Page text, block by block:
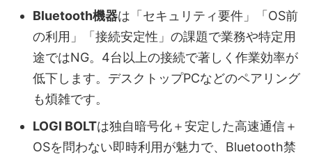
Bluetooth機器は「セキュリティ要件」「OS前
の利用」「接続安定性」の課題で業務や特定用
途ではNG。4台以上の接続で著しく作業効率が
低下します。デスクトップPCなどのペアリング
も煩雑です。
LOGI BOLTは独自暗号化＋安定した高速通信＋
OSを問わない即時利用が魅力で、Bluetooth禁